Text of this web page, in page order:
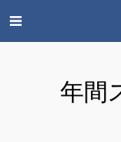
年間